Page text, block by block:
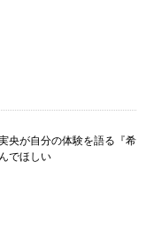
央が自分の体験を語る『希
でほしい